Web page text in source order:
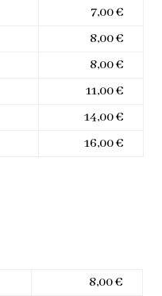
7,00 €
8,00 €
8,00 €
11,00 €
14,00 €
16,00 €
8,00 €